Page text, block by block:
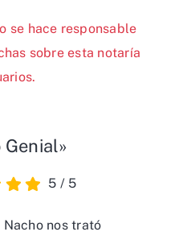
se hace responsable
sobre esta notaría
Genial»
5 / 5
Nacho nos trató